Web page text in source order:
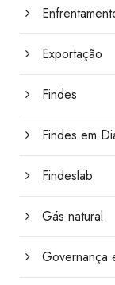
Exportação
Findes
Findes em
Findeslab
Gás natural
Governança